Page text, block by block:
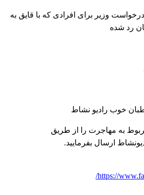
وزیر برای افرادی که با قایق به
رد شده
خوب رادیو نشاط
به مهاجرت را از طریق
ارسال بفرمایید.
https://